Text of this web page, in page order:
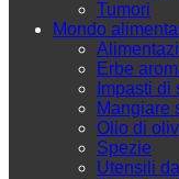
Tumori
Mondo
Erbe
Impasti di
Mangiare
Olio di
Spezie
Utensili